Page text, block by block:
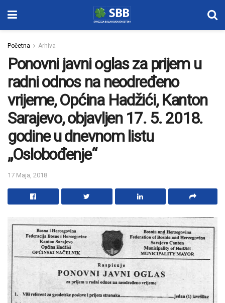
Početna Arhiva
Ponovni javni oglas za prijem u
radni odnos na neodređeno
vrijeme, Općina Hadžići, Kanton
Sarajevo, objavljen 17. 5. 2018.
godine u dnevnom listu
„Oslobođenje“
17 Maja, 2018